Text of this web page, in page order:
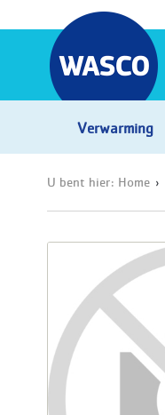
Verwarming
U bent hier: Home